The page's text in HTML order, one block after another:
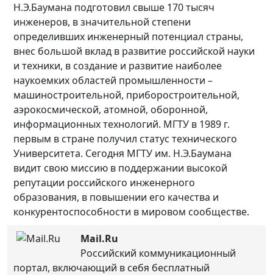
Н.Э.Баумана подготовил свыше 170 тысяч
инженеров, в значительной степени
определивших инженерный потенциал страны,
внес большой вклад в развитие российской науки
и техники, в создание и развитие наиболее
наукоемких областей промышленности –
машиностроительной, приборостроительной,
аэрокосмической, атомной, оборонной,
информационных технологий. МГТУ в 1989 г.
первым в стране получил статус технического
Университета. Сегодня МГТУ им. Н.Э.Баумана
видит свою миссию в поддержании высокой
репутации российского инженерного
образования, в повышении его качества и
конкурентоспособности в мировом сообществе.
Mail.Ru
Российский коммуникационный
портал, включающий в себя бесплатный